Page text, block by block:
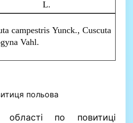
L.
сampestris Yunck., Cuscuta
Vahl.
польова
області по повитиці